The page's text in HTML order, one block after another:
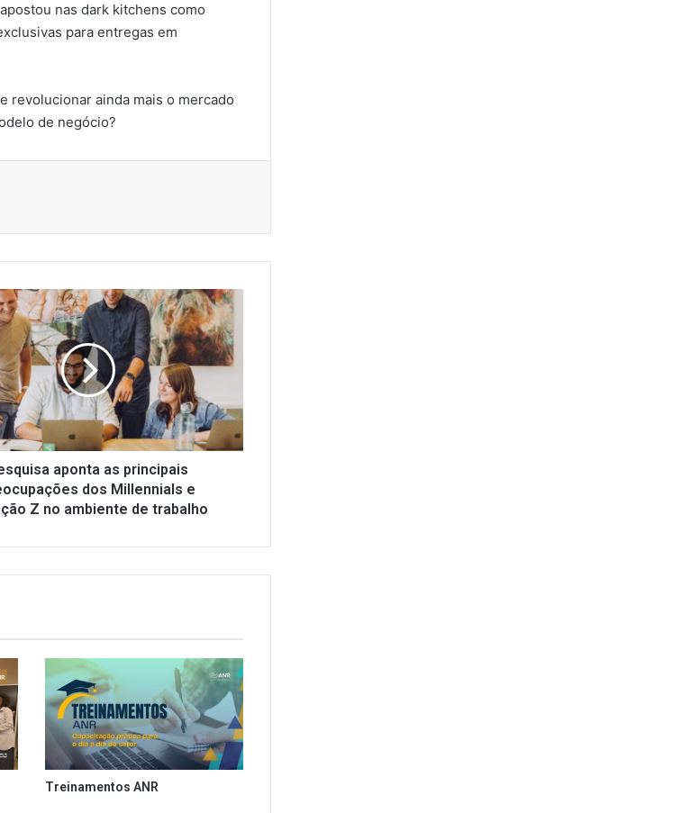
nas dark kitchens como
para entregas em
revolucionar ainda mais o mercado
de negócio?
aponta as principais
dos Millennials e
Z no ambiente de trabalho
Treinamentos ANR